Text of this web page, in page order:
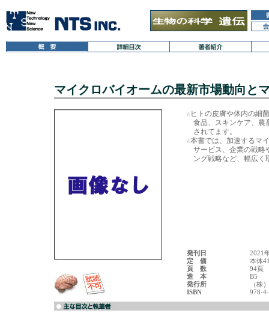
マイクロバイオームの最新市場動向と
☆ヒトの皮膚や体内の細
食品、スキンケア、農
されてます。
☆本書では、加速するマ
サービス、企業の戦略
ング戦略など、幅広く
発刊日
2021
定 価
本体
頁 数
94頁
造 本
B5
発行所
（株
ISBN
978-